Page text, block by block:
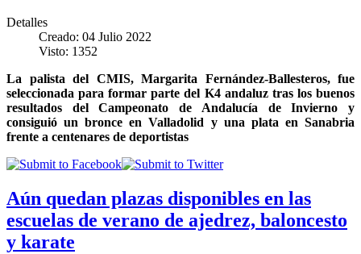
Detalles
Creado: 04 Julio 2022
Visto: 1352
La palista del CMIS, Margarita Fernández-Ballesteros, fue
seleccionada para formar parte del K4 andaluz tras los buenos
resultados del Campeonato de Andalucía de Invierno y
consiguió un bronce en Valladolid y una plata en Sanabria
frente a centenares de deportistas
Aún quedan plazas disponibles en las
escuelas de verano de ajedrez, baloncesto
y karate